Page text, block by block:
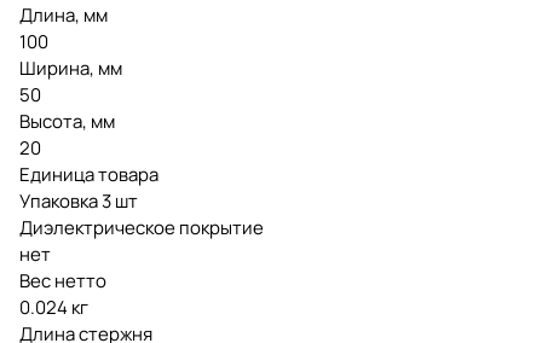
Длина, мм
100
Ширина, мм
50
Высота, мм
20
Единица товара
Упаковка 3 шт
Диэлектрическое покрытие
нет
Вес нетто
0.024 кг
Длина стержня